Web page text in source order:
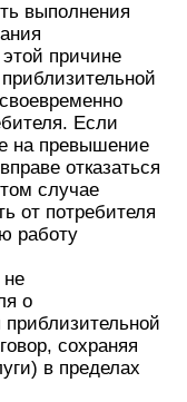
выполнения
причине
Если
на превышение
отказаться
случае
от потребителя
работу
не
о
сохраняя
в пределах